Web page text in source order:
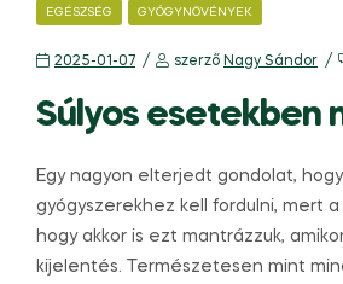
EGÉSZSÉG GYÓGYNÖVÉNYEK
2025-01-07 szerző Nagy Sándor
Súlyos esetekben
Egy nagyon elterjedt gondolat,
gyógyszerekhez kell fordulni, mert
hogy akkor is ezt mantrázzuk,
kijelentés. Természetesen mint